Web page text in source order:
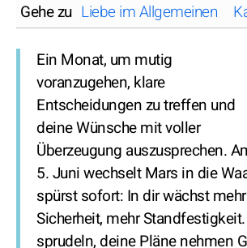
Gehe zu Liebe im Allgemeinen
Ein Monat, um mutig
voranzugehen, klare
Entscheidungen zu treffen und
deine Wünsche mit voller
Überzeugung auszusprechen.
5. Juni wechselt Mars in die
spürst sofort: In dir wächst
Sicherheit, mehr
sprudeln, deine Pläne nehmen